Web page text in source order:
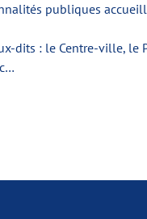
publiques
: le Centre-ville, le